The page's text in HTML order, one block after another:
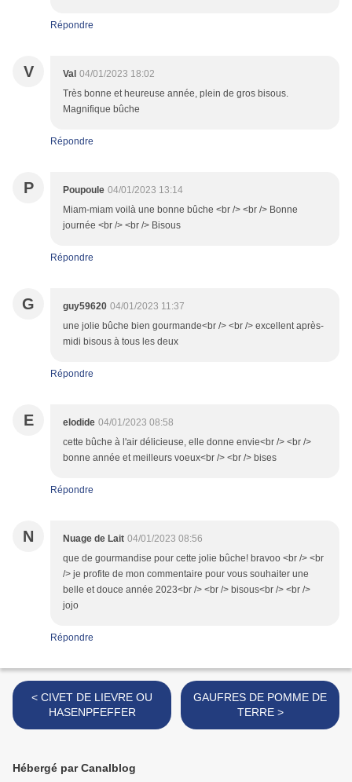
Répondre
V Val 04/01/2023 18:02
Très bonne et heureuse année, plein de gros bisous.
Magnifique bûche
Répondre
P Poupoule 04/01/2023 13:14
Miam-miam voilà une bonne bûche <br /> <br /> Bonne
journée <br /> <br /> Bisous
Répondre
G guy59620 04/01/2023 11:37
une jolie bûche bien gourmande<br /> <br /> excellent après-
midi bisous à tous les deux
Répondre
E elodide 04/01/2023 08:58
cette bûche à l'air délicieuse, elle donne envie<br /> <br />
bonne année et meilleurs voeux<br /> <br /> bises
Répondre
N Nuage de Lait 04/01/2023 08:56
que de gourmandise pour cette jolie bûche! bravoo <br /> <br
/> je profite de mon commentaire pour vous souhaiter une
belle et douce année 2023<br /> <br /> bisous<br /> <br />
jojo
Répondre
< CIVET DE LIEVRE OU
HASENPFEFFER
GAUFRES DE POMME DE
TERRE >
Hébergé par Canalblog